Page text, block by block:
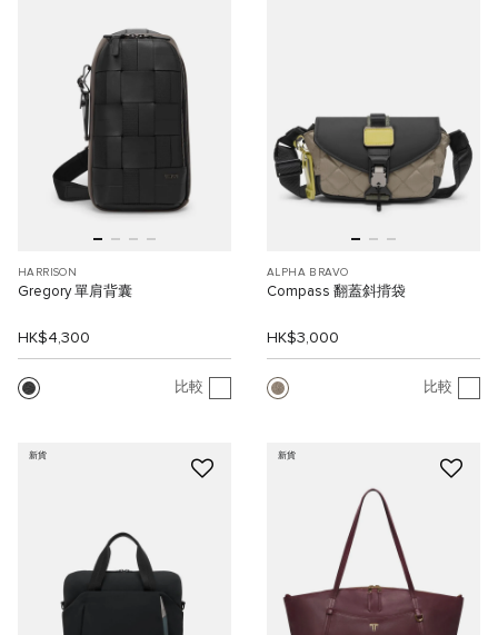
HARRISON
Gregory 單肩背囊
HK$4,300
比較
ALPHA BRAVO
Compass 翻蓋斜揹袋
HK$3,000
比較
新貨 新貨